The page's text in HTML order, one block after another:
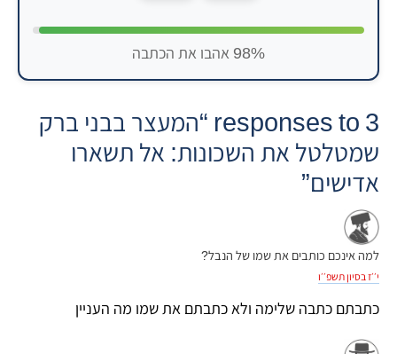
98% אהבו את הכתבה
3 responses to “המעצר בבני ברק
שמטלטל את השכונות: אל תשארו
אדישים”
למה אינכם כותבים את שמו של הנבל?
י׳׳ז בסיון תשפ׳׳ו
כתבתם כתבה שלימה ולא כתבתם את שמו מה העניין